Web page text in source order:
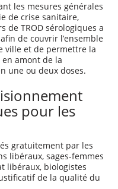
les mesures générales
de crise sanitaire,
de TROD sérologiques a
de couvrir l’ensemble
ville et de permettre la
en amont de la
une ou deux doses.
pour les
gratuitement par les
libéraux, sages-femmes
libéraux, biologistes
de la qualité du